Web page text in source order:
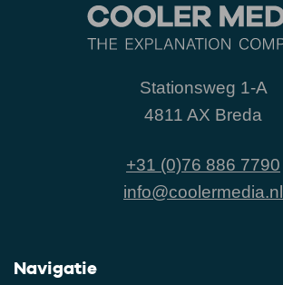
Stationsweg 1-A
4811 AX Breda
+31 (0)76 886 7790
info@coolermedia.nl
Navigatie